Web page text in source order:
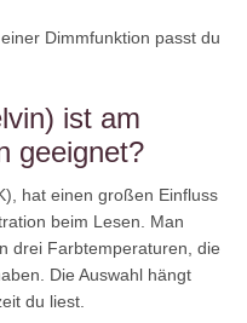
Dimmfunktion passt du
ist am
geeignet?
hat einen großen Einfluss
beim Lesen. Man
drei Farbtemperaturen, die
Die Auswahl hängt
du liest.